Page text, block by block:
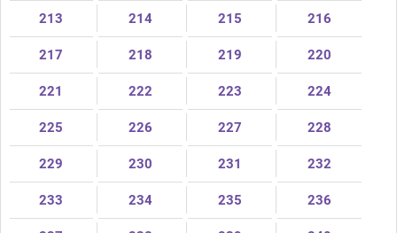
213 214 215 216
217 218 219 220
221 222 223 224
225 226 227 228
229 230 231 232
233 234 235 236